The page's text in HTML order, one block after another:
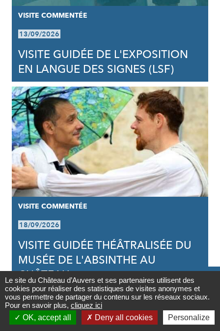
Contact

Newsletter
VISITE COMMENTÉE
13/09/2026
VISITE GUIDÉE DE L'EXPOSITION
EN LANGUE DES SIGNES (LSF)
VISITE COMMENTÉE
18/09/2026
VISITE GUIDÉE THÉÂTRALISÉE DU
MUSÉE DE L'ABSINTHE AU
CHÂTEAU
Le site du Château d’Auvers et ses partenaires utilisent des
cookies pour réaliser des statistiques de visites anonymes et
vous permettre de partager du contenu sur les réseaux sociaux.
Pour en savoir plus, cliquez ici
OK, accept all
Deny all cookies Personalize